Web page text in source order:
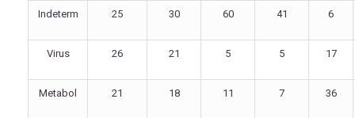
Indeterm 25 30 60 41 6
Virus 26 21 5 5 17
Metabol 21 18 11 7 36